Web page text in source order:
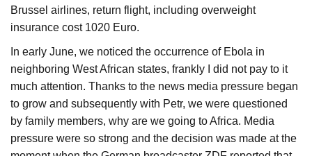
Brussel airlines, return flight, including overweight
insurance cost 1020 Euro.
In early June, we noticed the occurrence of Ebola in
neighboring West African states, frankly I did not pay to it
much attention. Thanks to the news media pressure began
to grow and subsequently with Petr, we were questioned
by family members, why are we going to Africa. Media
pressure were so strong and the decision was made at the